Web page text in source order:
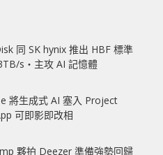
同 SK hynix 推出 HBF 標準
s‧主攻 AI 記憶體
將生成式 AI 塞入 Project
可即影即改相
夥拍 Deezer 準備強勢回歸